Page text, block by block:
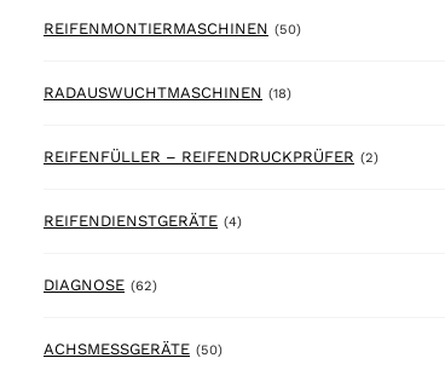
REIFENMONTIERMASCHINEN (50)50 products
RADAUSWUCHTMASCHINEN (18)18 products
REIFENFÜLLER – REIFENDRUCKPRÜFER (2)2 products
REIFENDIENSTGERÄTE (4)4 products
DIAGNOSE (62)62 products
ACHSMESSGERÄTE (50)50 products